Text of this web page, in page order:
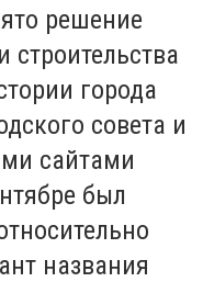
решение
строительства
города
совета и
сайтами
был
названия